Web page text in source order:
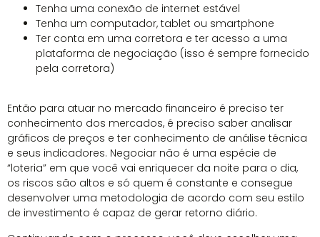
Tenha uma conexão de internet estável
Tenha um computador, tablet ou smartphone
Ter conta em uma corretora e ter acesso a uma
plataforma de negociação (isso é sempre fornecido
pela corretora)
Então para atuar no mercado financeiro é preciso ter
conhecimento dos mercados, é preciso saber analisar
gráficos de preços e ter conhecimento de análise técnica
e seus indicadores. Negociar não é uma espécie de
“loteria” em que você vai enriquecer da noite para o dia,
os riscos são altos e só quem é constante e consegue
desenvolver uma metodologia de acordo com seu estilo
de investimento é capaz de gerar retorno diário.